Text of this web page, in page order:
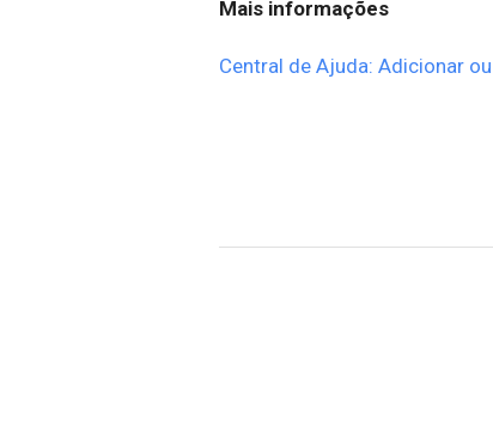
Mais informações
Central de Ajuda: Adicionar